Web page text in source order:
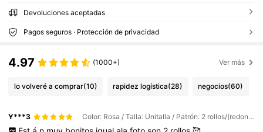
Devoluciones aceptadas
Pagos seguros · Protección de privacidad
4.97 (1000+) Ver más
lo volveré a comprar(10) rapidez logística(28) negocios(60)
Y***3 Color: Rosa / Talla: Unitalla / Patrón: 2 rollos/(redondos en forma de corazón)